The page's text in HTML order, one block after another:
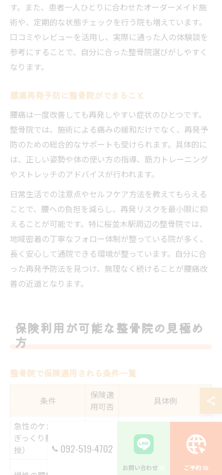
す。また、患者一人ひとりに合わせたオーダーメイド施
術や、定期的な状態チェックを行う院も増えています。
口コミやレビューを活用し、実際に通った人の体験談を
参考にすることで、自分に合った整骨院選びがしやすく
なります。
腰痛再発予防に整骨院ができること
腰痛は一度改善しても再発しやすい症状のひとつです。
整骨院では、施術による痛みの緩和だけでなく、再発予
防のための総合的なサポートも受けられます。具体的に
は、正しい姿勢や体の使い方の指導、筋力トレーニング
やストレッチのアドバイスが行われます。
日常生活での注意点やセルフケア方法を教えてもらえる
ことで、腰への負担を減らし、再発リスクを最小限に抑
えることが可能です。特に桜並木駅周辺の整骨院では、
地域密着の丁寧なフォロー体制が整っている院が多く、
長く安心して通院できる環境が整っています。自分に合
った再発予防法を見つけ、無理なく続けることが腰痛改
善の近道となります。
保険利用が可能な整骨院の見極め
方
整骨院で保険適用される条件一覧
条件
保険適
用可否
具体例
急性のケガ（例：
ぎっくり腰・捻
挫）
れる
重い荷物を持ち上げて
腰を痛めた
長期間の痛みや慢性的
092-519-4702
お問い合わせ ご予約